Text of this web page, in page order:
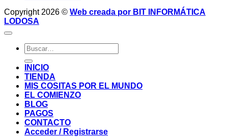
Copyright 2026 © Web creada por BIT INFORMÁTICA
LODOSA
Buscar
por:
INICIO
TIENDA
MIS COSITAS POR EL MUNDO
EL COMIENZO
BLOG
PAGOS
CONTACTO
Acceder / Registrarse